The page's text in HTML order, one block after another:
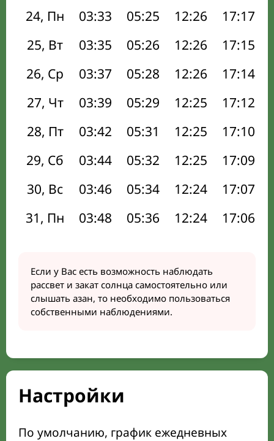
24, Пн
03:33 05:25 12:26 17:17
25, Вт
03:35 05:26 12:26 17:15
26, Ср
03:37 05:28 12:26 17:14
27, Чт
03:39 05:29 12:25 17:12
28, Пт
03:42 05:31 12:25 17:10
29, Сб
03:44 05:32 12:25 17:09
30, Вс
03:46 05:34 12:24 17:07
31, Пн
03:48 05:36 12:24 17:06
Если у Вас есть возможность наблюдать
рассвет и закат солнца самостоятельно или
слышать азан, то необходимо пользоваться
собственными наблюдениями.
Настройки
По умолчанию, график ежедневных